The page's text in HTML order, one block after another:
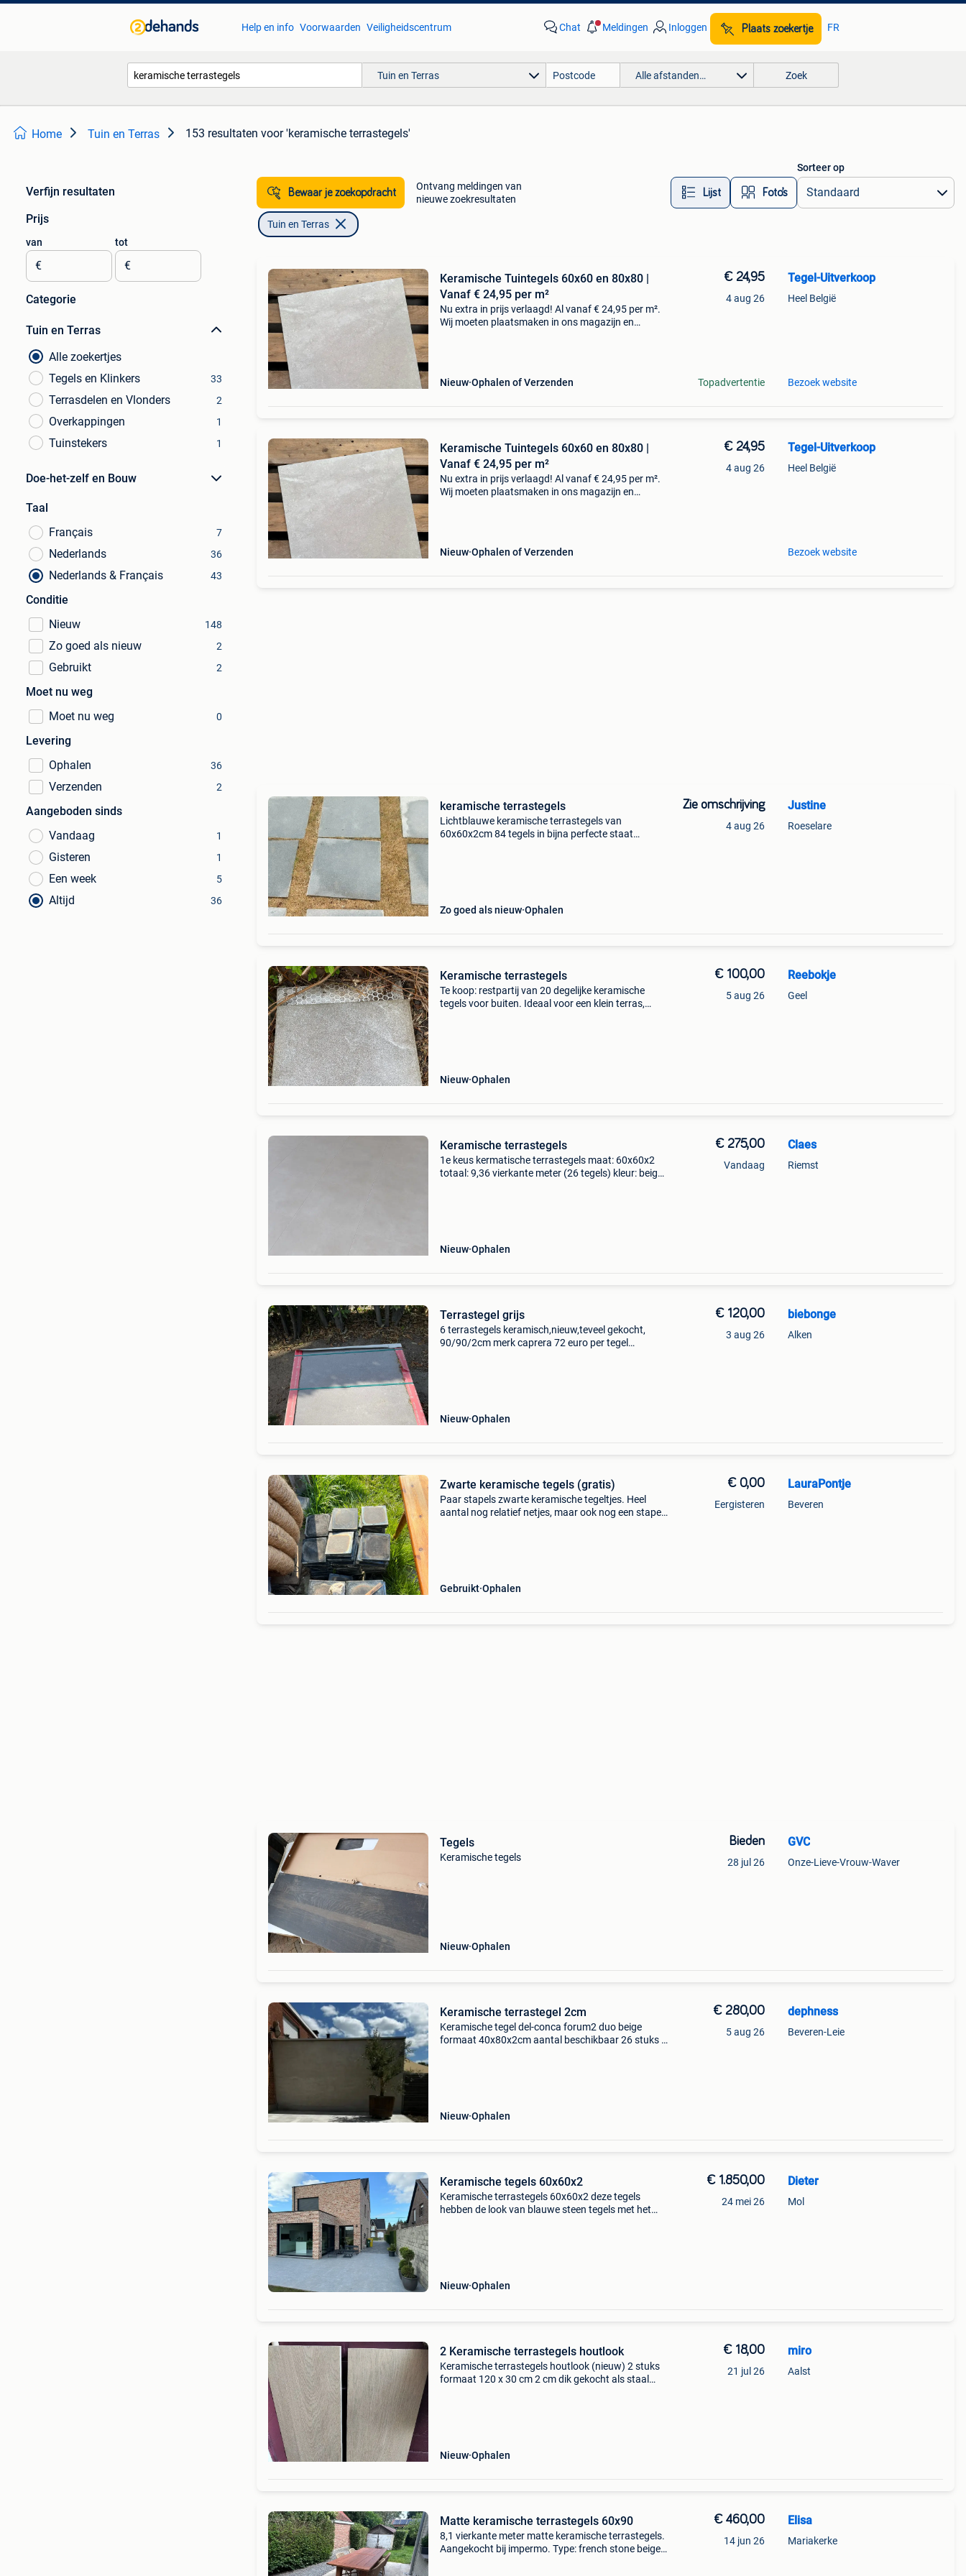
Help en info Voorwaarden Veiligheidscentrum Chat Meldingen Inloggen Plaats zoekertje FR
Tuin en Terras Alle afstanden… Zoek
Home Tuin en Terras 153 resultaten voor 'keramische terrastegels'
Verfijn resultaten
Prijs
van
€
tot
€
Categorie
Tuin en Terras
Alle zoekertjes
Tegels en Klinkers
33
Terrasdelen en Vlonders 2
Overkappingen 1
Tuinstekers 1
Doe-het-zelf en Bouw
Taal
Français
7
Nederlands 36
Nederlands & Français 43
Conditie
Nieuw
148
Zo goed als nieuw 2
Gebruikt 2
Moet nu weg
Moet nu weg
0
Levering
Ophalen
36
Verzenden 2
Aangeboden sinds
Vandaag
1
Gisteren 1
Een week 5
Altijd 36
Bewaar je zoekopdracht
Ontvang meldingen van
nieuwe zoekresultaten
Lijst Foto’s
Sorteer op
Tuin en Terras
Keramische Tuintegels 60x60 en 80x80 |
Vanaf € 24,95 per m²
Nu extra in prijs verlaagd! Al vanaf € 24,95 per m².
Wij moeten plaatsmaken in ons magazijn en
Nieuw Ophalen of Verzenden
€ 24,95
4 aug 26
Topadvertentie
Tegel-Uitverkoop
Heel België
Bezoek website
Keramische Tuintegels 60x60 en 80x80 |
Vanaf € 24,95 per m²
Nu extra in prijs verlaagd! Al vanaf € 24,95 per m².
Wij moeten plaatsmaken in ons magazijn en
Nieuw Ophalen of Verzenden
€ 24,95
4 aug 26
Tegel-Uitverkoop
Heel België
Bezoek website
keramische terrastegels
Lichtblauwe keramische terrastegels van
60x60x2cm 84 tegels in bijna perfecte staat
Zo goed als nieuw Ophalen
Zie omschrijving
4 aug 26
Justine
Roeselare
Keramische terrastegels
Te koop: restpartij van 20 degelijke keramische
tegels voor buiten. Ideaal voor een klein terras,
Nieuw Ophalen
€ 100,00
5 aug 26
Reebokje
Geel
Keramische terrastegels
1e keus kermatische terrastegels maat: 60x60x2
totaal: 9,36 vierkante meter (26 tegels) kleur: beige
Nieuw Ophalen
€ 275,00
Vandaag
Claes
Riemst
Terrastegel grijs
6 terrastegels keramisch,nieuw,teveel gekocht,
90/90/2cm merk caprera 72 euro per tegel
Nieuw Ophalen
€ 120,00
3 aug 26
biebonge
Alken
Zwarte keramische tegels (gratis)
Paar stapels zwarte keramische tegeltjes. Heel
aantal nog relatief netjes, maar ook nog een stapel
Gebruikt Ophalen
€ 0,00
Eergisteren
LauraPontje
Beveren
Tegels
Keramische tegels
Nieuw Ophalen
Bieden
28 jul 26
GVC
Onze-Lieve-Vrouw-Waver
Keramische terrastegel 2cm
Keramische tegel del-conca forum2 duo beige
formaat 40x80x2cm aantal beschikbaar 26 stuks =
Nieuw Ophalen
€ 280,00
5 aug 26
dephness
Beveren-Leie
Keramische tegels 60x60x2
Keramische terrastegels 60x60x2 deze tegels
hebben de look van blauwe steen tegels met het
Nieuw Ophalen
€ 1.850,00
24 mei 26
Dieter
Mol
2 Keramische terrastegels houtlook
Keramische terrastegels houtlook (nieuw) 2 stuks
formaat 120 x 30 cm 2 cm dik gekocht als staal
Nieuw Ophalen
€ 18,00
21 jul 26
miro
Aalst
Matte keramische terrastegels 60x90
8,1 vierkante meter matte keramische terrastegels.
Aangekocht bij impermo. Type: french stone beige
€ 460,00
14 jun 26
Elisa
Mariakerke